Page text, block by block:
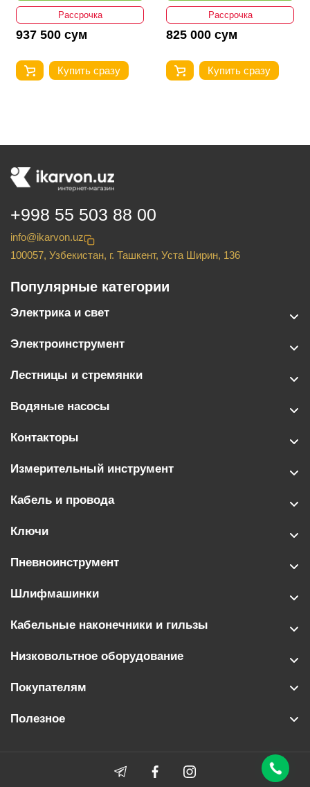
Рассрочка
937 500 сум
Купить сразу
Рассрочка
825 000 сум
Купить сразу
+998 55 503 88 00
info@ikarvon.uz
100057, Узбекистан, г. Ташкент, Уста Ширин, 136
Популярные категории
Электрика и свет
Электроинструмент
Лестницы и стремянки
Водяные насосы
Контакторы
Измерительный инструмент
Кабель и провода
Ключи
Пневноинструмент
Шлифмашинки
Кабельные наконечники и гильзы
Низковольтное оборудование
Покупателям
Полезное